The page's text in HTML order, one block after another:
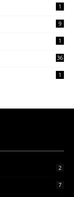
1
9
1
36
1
2
7